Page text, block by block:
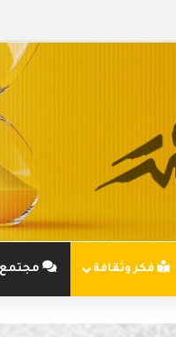
فكر وثقافة مجتمع